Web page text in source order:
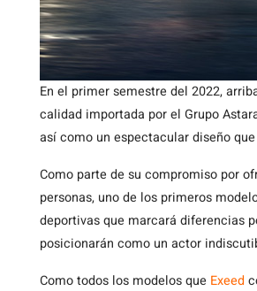
En el primer semestre del 2022,
calidad importada por el Grupo
así como un espectacular diseño
Como parte de su compromiso por
personas, uno de los primeros
deportivas que marcará diferencias
posicionarán como un actor
Como todos los modelos que Exeed